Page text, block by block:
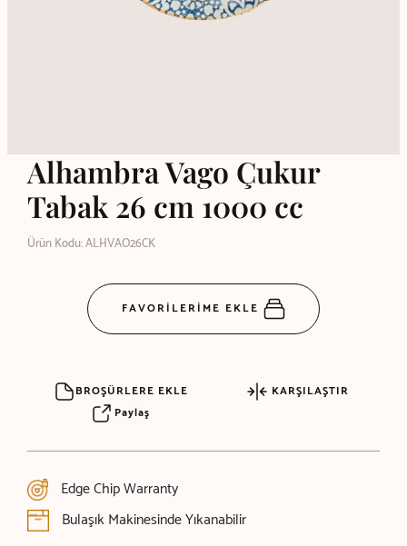
Alhambra Vago Çukur
Tabak 26 cm 1000 cc
Ürün Kodu: ALHVAO26CK
FAVORİLERİME EKLE
BROŞÜRLERE EKLE
KARŞILAŞTIR
Paylaş
Edge Chip Warranty
Bulaşık Makinesinde Yıkanabilir